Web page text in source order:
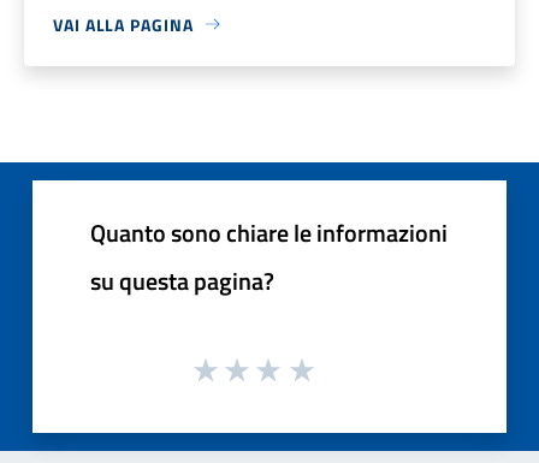
VAI ALLA PAGINA
Quanto sono chiare le informazioni
su questa pagina?